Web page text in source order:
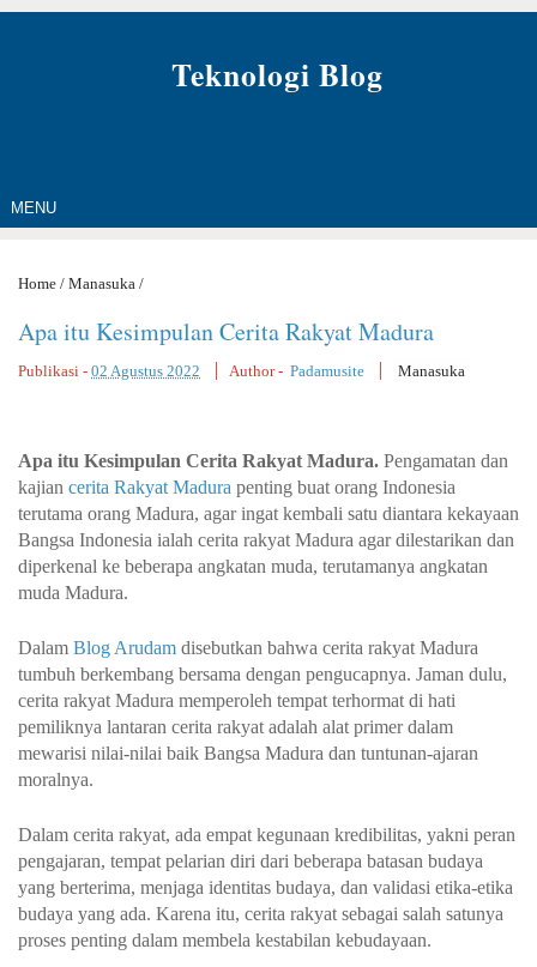
Teknologi Blog
MENU
Home / Manasuka /
Apa itu Kesimpulan Cerita Rakyat Madura
Publikasi - 02 Agustus 2022 Author - Padamusite Manasuka
Apa itu Kesimpulan Cerita Rakyat Madura. Pengamatan dan
kajian cerita Rakyat Madura penting buat orang Indonesia
terutama orang Madura, agar ingat kembali satu diantara kekayaan
Bangsa Indonesia ialah cerita rakyat Madura agar dilestarikan dan
diperkenal ke beberapa angkatan muda, terutamanya angkatan
muda Madura.
Dalam Blog Arudam disebutkan bahwa cerita rakyat Madura
tumbuh berkembang bersama dengan pengucapnya. Jaman dulu,
cerita rakyat Madura memperoleh tempat terhormat di hati
pemiliknya lantaran cerita rakyat adalah alat primer dalam
mewarisi nilai-nilai baik Bangsa Madura dan tuntunan-ajaran
moralnya.
Dalam cerita rakyat, ada empat kegunaan kredibilitas, yakni peran
pengajaran, tempat pelarian diri dari beberapa batasan budaya
yang berterima, menjaga identitas budaya, dan validasi etika-etika
budaya yang ada. Karena itu, cerita rakyat sebagai salah satunya
proses penting dalam membela kestabilan kebudayaan.